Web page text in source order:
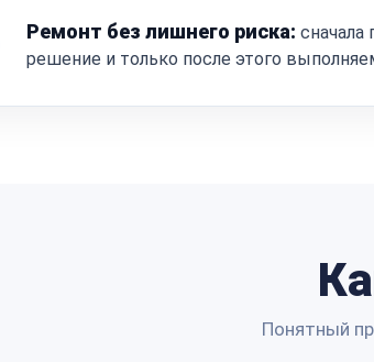
Ремонт без лишнего риска: сначала
решение и только после этого
Понятный